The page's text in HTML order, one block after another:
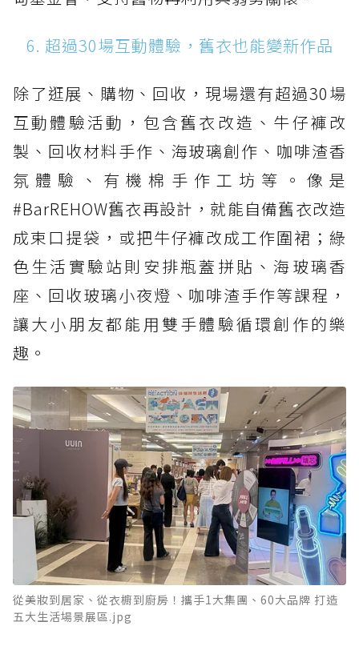
6. 超過30場互動體驗，舊衣也能變新作品
除了逛展、購物、回收，現場還有超過30場
互動體驗活動，包含舊衣改造、牛仔褲改
製、回收材料手作、海玻璃創作、咖啡渣香
氛體驗、有機棉手作工坊等。像是
#BarREHOW舊衣再設計，就能自備舊衣改造
成束口提袋，或把牛仔褲改成工作圍裙；綠
色生活實驗站則安排瓶蓋拼貼、海玻璃香
座、回收玻璃小夜燈、咖啡渣手作等課程，
讓大小朋友都能用雙手體驗循環創作的樂
趣。
從美妝到居家、從衣櫥到廚房！攜手1大集團、60大品牌 打造
五大生活場景展區.jpg